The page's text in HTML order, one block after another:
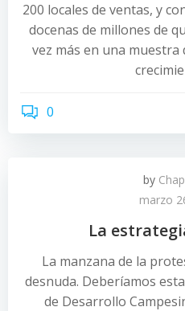
200 locales de ventas, y
docenas de millones de
vez más en una muestra
0
by
marzo
La
La manzana de la
desnuda. Deberíamos
de Desarrollo